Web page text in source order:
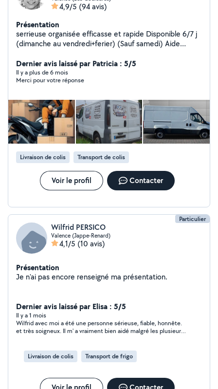
4,9/5 (94 avis)
Présentation
serrieuse organisée efficasse et rapide Disponible 6/7 j
(dimanche au vendredi+ferier) (Sauf samedi) Aide
Valence. Périmètre j'usqu a 30klm de valence. + d'infos
et frais à convenir par téléphone Possible de venir a
plusieurs si besoins pour l aide au déménagement...
Dernier avis laissé par Patricia : 5/5
Il y a plus de 6 mois
Merci pour votre réponse
Livraison de colis Transport de colis
Voir le profil Contacter
Particulier
Wilfrid PERSICO
Valence (Jappe-Renard)
4,1/5 (10 avis)
Présentation
Je n'ai pas encore renseigné ma présentation.
Dernier avis laissé par Elisa : 5/5
Il y a 1 mois
Wilfrid avec moi a été une personne sérieuse, fiable, honnête.
et très soigneux. Il m' a vraiment bien aidé malgré les plusieurs
Livraison de colis
Transport de frigo